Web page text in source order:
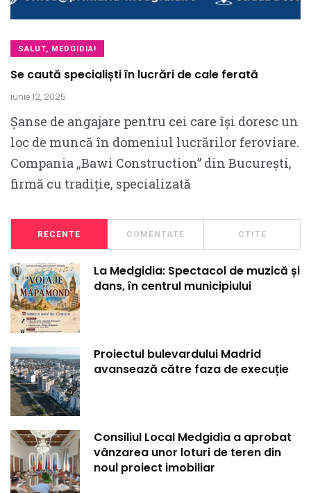
SALUT, MEDGIDIA!
Se caută specialiști în lucrări de cale ferată
iunie 12, 2025
Șanse de angajare pentru cei care își doresc un
loc de muncă în domeniul lucrărilor feroviare.
Compania „Bawi Construction” din București,
firmă cu tradiție, specializată
RECENTE COMENTATE CTITE
La Medgidia: Spectacol de muzică și
dans, în centrul municipiului
Proiectul bulevardului Madrid
avansează către faza de execuție
Consiliul Local Medgidia a aprobat
vânzarea unor loturi de teren din
noul proiect imobiliar